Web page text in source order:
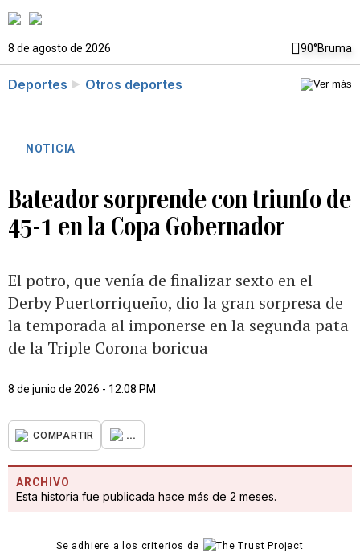
8 de agosto de 2026 90°Bruma
Deportes Otros deportes
NOTICIA
Bateador sorprende con triunfo de
45-1 en la Copa Gobernador
El potro, que venía de finalizar sexto en el
Derby Puertorriqueño, dio la gran sorpresa de
la temporada al imponerse en la segunda pata
de la Triple Corona boricua
8 de junio de 2026 - 12:08 PM
COMPARTIR ...
ARCHIVO
Esta historia fue publicada hace más de 2 meses.
Se adhiere a los criterios de